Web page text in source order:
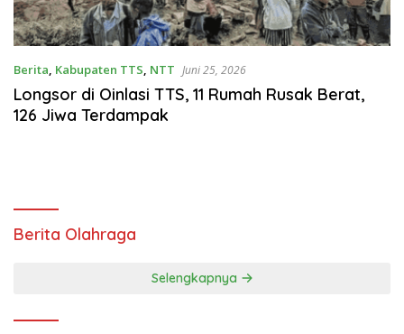
Berita, Kabupaten TTS, NTT Juni 25, 2026
Longsor di Oinlasi TTS, 11 Rumah Rusak Berat,
126 Jiwa Terdampak
Berita Olahraga
Selengkapnya